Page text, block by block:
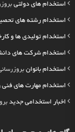
استخدام های دولتی
استخدام رشته های
استخدام تولیدی ها و
استخدام شرکت های
استخدام بانوان بروزرسانی: 1405/
استخدام مهارت های فنی
اخبار استخدامی جدید